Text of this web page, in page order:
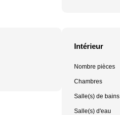
Intérieur
Nombre pièces
Chambres
Salle(s) de bains
Salle(s) d'eau